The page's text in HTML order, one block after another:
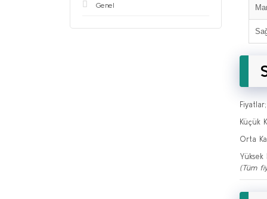
Genel
Küçük
Orta
(Tüm